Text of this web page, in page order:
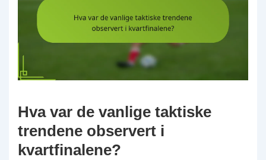
Hva var de vanlige taktiske
trendene observert i
kvartfinalene?